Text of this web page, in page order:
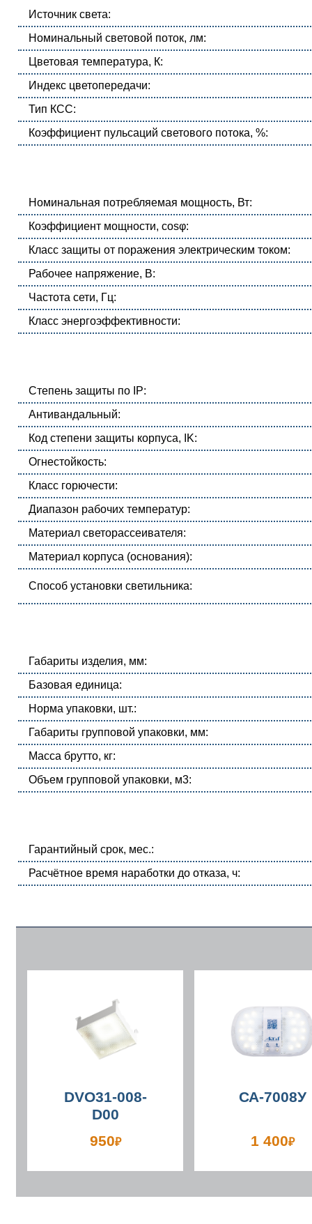
Источник света:
Номинальный световой поток, лм:
Цветовая температура, К:
Индекс цветопередачи:
Тип КСС:
Коэффициент пульсаций светового потока, %:
Номинальная потребляемая мощность, Вт:
Коэффициент мощности, cosφ:
Класс защиты от поражения электрическим током:
Рабочее напряжение, В:
Частота сети, Гц:
Класс энергоэффективности:
Степень защиты по IP:
Антивандальный:
Код степени защиты корпуса, IK:
Огнестойкость:
Класс горючести:
Диапазон рабочих температур:
Материал светорассеивателя:
Материал корпуса (основания):
Способ установки светильника:
Габариты изделия, мм:
Базовая единица:
Норма упаковки, шт.:
Габариты групповой упаковки, мм:
Масса брутто, кг:
Объем групповой упаковки, м3:
Гарантийный срок, мес.:
Расчётное время наработки до отказа, ч:
DVO31-008-
D00
950₽
СА-7008У
1 400₽